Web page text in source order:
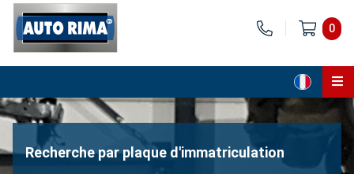
0
Page d'accueil
Recherche par plaque d'immatriculation